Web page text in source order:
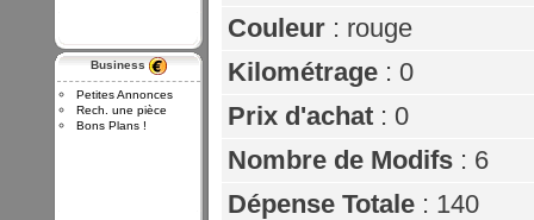
Business
Petites Annonces
Rech. une pièce
Bons Plans !
Couleur : rouge
Kilométrage: 0
Prix d'achat: 0
Nombre de Modifs: 6
Dépense Totale: 140